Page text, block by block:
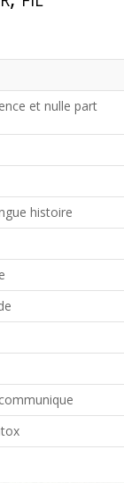
et nulle part
histoire